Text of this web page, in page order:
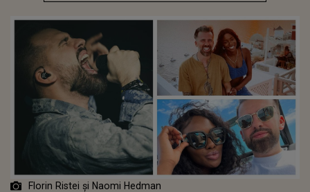
Florin Ristei și Naomi Hedman